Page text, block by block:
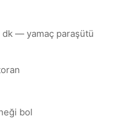
— yamaç paraşütü
bol